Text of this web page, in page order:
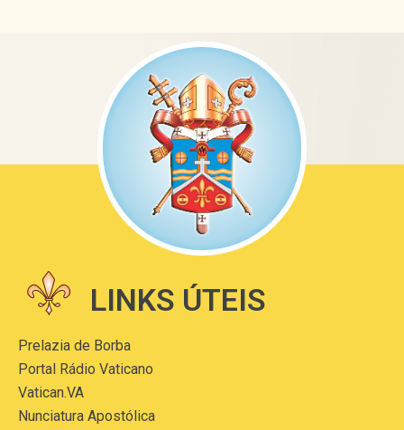
LINKS ÚTEIS
Prelazia de Borba
Portal Rádio Vaticano
Vatican.VA
Nunciatura Apostólica